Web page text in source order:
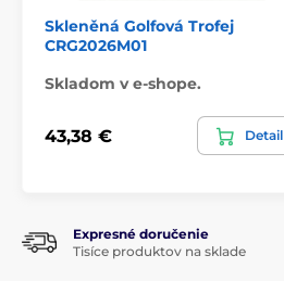
Skleněná Golfová Trofej
CRG2026M01
Skladom v e-shope.
43,38 € Detail
Expresné doručenie
Tisíce produktov na sklade